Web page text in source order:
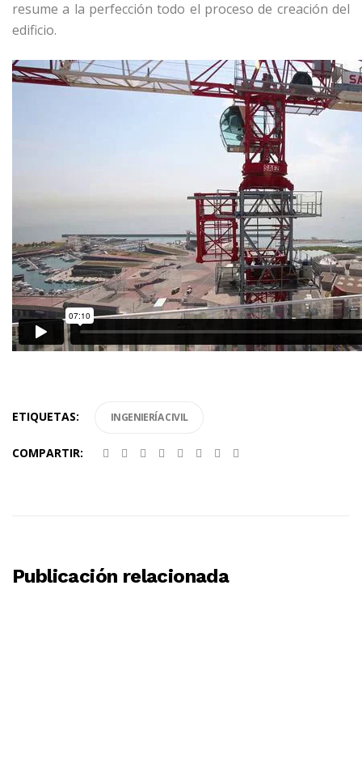
resume a la perfección todo el proceso de creación del
edificio.
ETIQUETAS: INGENIERÍA CIVIL
COMPARTIR:
Publicación relacionada